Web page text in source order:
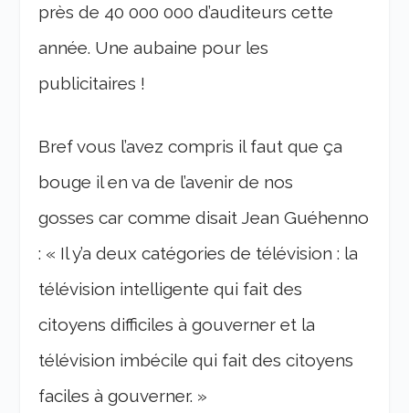
près de 40 000 000 d’auditeurs cette
année. Une aubaine pour les
publicitaires !
Bref vous l’avez compris il faut que ça
bouge il en va de l’avenir de nos
gosses car comme disait Jean Guéhenno
: « Il y’a deux catégories de télévision : la
télévision intelligente qui fait des
citoyens difficiles à gouverner et la
télévision imbécile qui fait des citoyens
faciles à gouverner. »